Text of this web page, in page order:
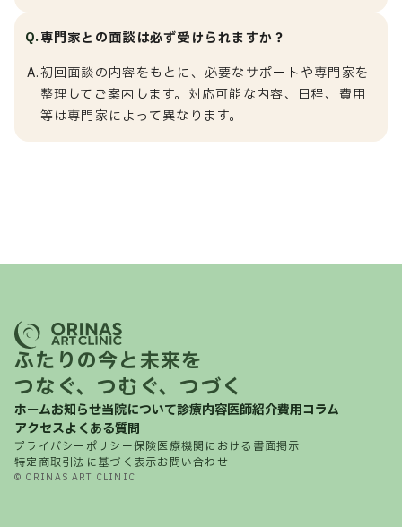
Q.専門家との面談は必ず受けられますか？
A.初回面談の内容をもとに、必要なサポートや専門家を
整理してご案内します。対応可能な内容、日程、費用
等は専門家によって異なります。
ふたりの今と未来を
つなぐ、つむぐ、つづく
ホームお知らせ当院について診療内容医師紹介費用コラム
アクセスよくある質問
プライバシーポリシー保険医療機関における書面掲示
特定商取引法に基づく表示お問い合わせ
© ORINAS ART CLINIC